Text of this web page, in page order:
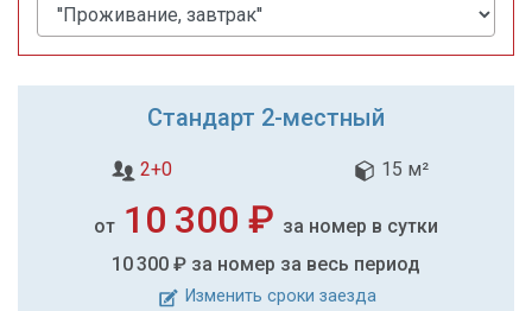
Стандарт 2-местный
2+0 15 м²
от 10 300 ₽ за номер в сутки
10 300 ₽ за номер за весь период
Изменить сроки заезда